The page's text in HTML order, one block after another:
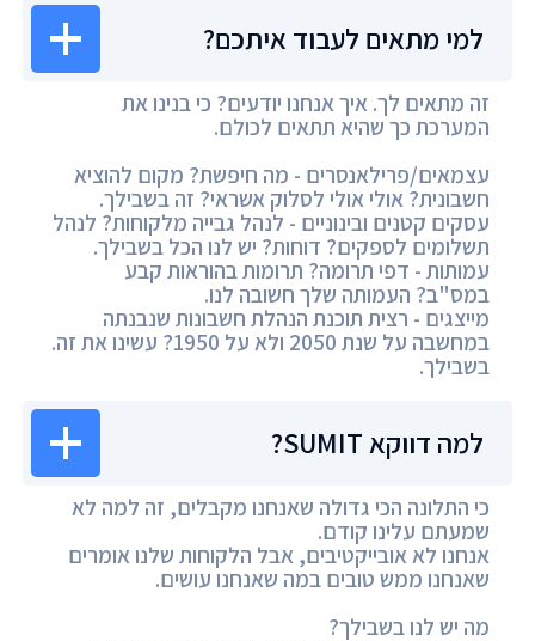
למי מתאים לעבוד איתכם?
זה מתאים לך. איך אנחנו יודעים? כי בנינו את
המערכת כך שהיא תתאים לכולם.
עצמאים/פרילאנסרים - מה חיפשת? מקום להוציא
חשבונית? אולי אולי לסלוק אשראי? זה בשבילך.
עסקים קטנים ובינוניים - לנהל גבייה מלקוחות? לנהל
תשלומים לספקים? דוחות? יש לנו הכל בשבילך.
עמותות - דפי תרומה? תרומות בהוראות קבע
במס"ב? העמותה שלך חשובה לנו.
מייצגים - רצית תוכנת הנהלת חשבונות שנבנתה
במחשבה על שנת 2050 ולא על 1950? עשינו את זה.
בשבילך.
למה דווקא SUMIT?
כי התלונה הכי גדולה שאנחנו מקבלים, זה למה לא
שמעתם עלינו קודם.
אנחנו לא אובייקטיבים, אבל הלקוחות שלנו אומרים
שאנחנו ממש טובים במה שאנחנו עושים.
מה יש לנו בשבילך?